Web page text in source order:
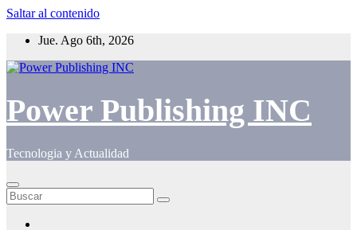
Saltar al contenido
Jue. Ago 6th, 2026
Power Publishing INC
Tecnologia y Actualidad